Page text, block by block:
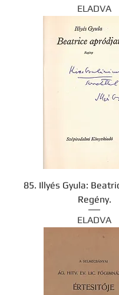
ELADVA
85. Illyés Gyula:
Regény.
ELADVA